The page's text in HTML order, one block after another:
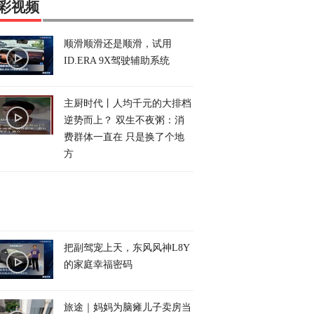
视频
顺滑顺滑还是顺滑，试用
ID.ERA 9X驾驶辅助系统
主厨时代丨人均千元的大排档
逆势而上？ 双生不夜粥：消
费群体一直在 只是换了个地
方
把副驾宠上天，东风风神L8Y
的家庭幸福密码
旅途｜妈妈为脑瘫儿子卖房当